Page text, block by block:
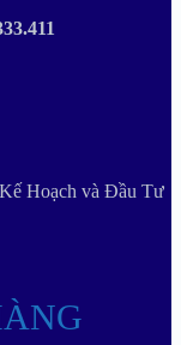
Hoạch và Đầu Tư